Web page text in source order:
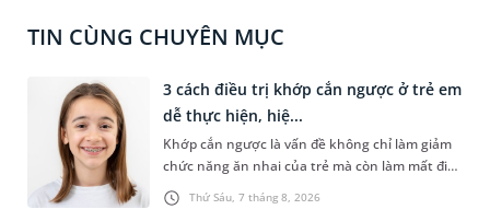
TIN CÙNG CHUYÊN MỤC
Thứ Sáu, 7 tháng 8, 2026
3 cách điều trị khớp cắn ngược ở trẻ em
dễ thực hiện, hiệ...
Khớp cắn ngược là vấn đề không chỉ làm giảm
chức năng ăn nhai của trẻ mà còn làm mất đi
sự cân đối của khuôn mặt. Do đó, cần khắc
phục sớm tình trạng này để bảo vệ sức khỏe